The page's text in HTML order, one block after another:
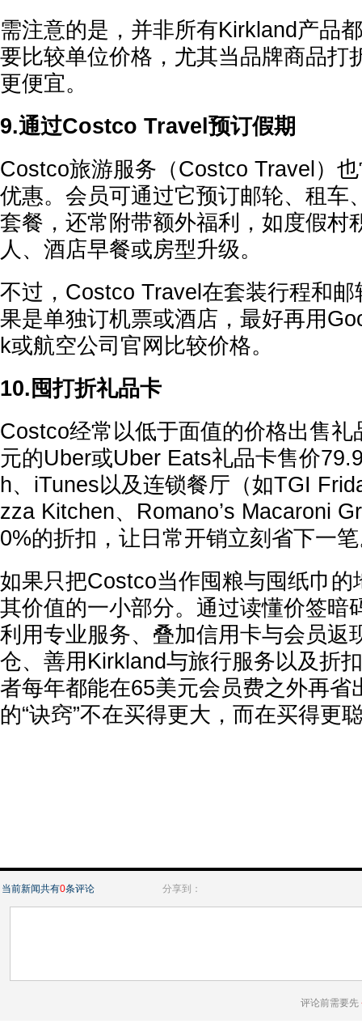
需注意的是，并非所有Kirkland产品
要比较单位价格，尤其当品牌商品打
更便宜。
9.通过Costco Travel预订假期
Costco旅游服务（Costco Travel）
优惠。会员可通过它预订邮轮、租车
套餐，还常附带额外福利，如度假村
人、酒店早餐或房型升级。
不过，Costco Travel在套装行程和
果是单独订机票或酒店，最好再用
k或航空公司官网比较价格。
10.囤打折礼品卡
Costco经常以低于面值的价格出售礼
元的Uber或Uber Eats礼品卡售价
h、iTunes以及连锁餐厅（如TGI
zza Kitchen、Romano’s Macaroni
0%的折扣，让日常开销立刻省下一
如果只把Costco当作囤粮与囤纸巾的
其价值的一小部分。通过读懂价签暗
利用专业服务、叠加信用卡与会员返
仓、善用Kirkland与旅行服务以及折
者每年都能在65美元会员费之外再省
的“诀窍”不在买得更大，而在买得更
当前新闻共有0条评论 分享到：
评论前需要先